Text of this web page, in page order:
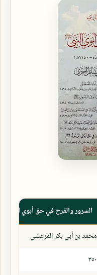
السرور والفرح في حق أبوي
محمد بن أبي بكر المرعشي
٣٥٠